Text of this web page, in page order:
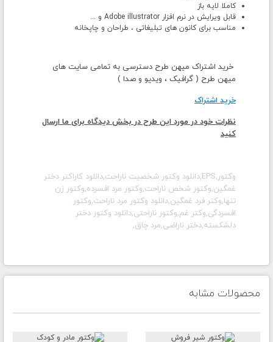
کاملا لایه باز
قابل ویرایش در نرم افزار Adobe illustrator و ...
مناسب برای کانون های تبلیغاتی ، طراحان و چاپخانه
خرید اشتراک میهن طرح دسترسی به تمامی سایت های
میهن طرح ( گرافیک ، ویدیو و صدا )
خرید اشتراک
نظرات خود در مورد این طرح در بخش دیدگاه برای ما ارسال
کنید
وکتور,EPS,دانلود وکتور شخصیت ناراحت,دانلود کاراکتر دختر
غمگین,وکتور شخص ناراحت,وکتور مرد افسرده,وکتور زن
تنها,وکتر فرد غمگین,دانلود وکتور مرد ناراحت,وکتور
افسردگی,وکتر غم,وکتور ناراحتی,دانلود وکتور دختر
دلشکسته,دختر ناراضی,مرد چاق,
محصولات مشابه